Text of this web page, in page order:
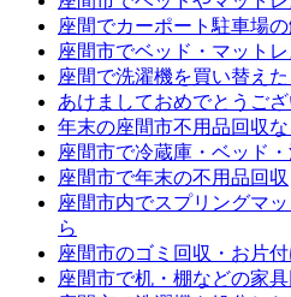
座間でカーポート駐車場
座間市でベッド・マット
座間で洗濯機を買い替えた
あけましておめでとうござ
年末の座間市不用品回収
座間市で冷蔵庫・ベッド
座間市で年末の不用品回収
座間市内でスプリングマ
ら
座間市のゴミ回収・お片
座間市で机・棚などの家具